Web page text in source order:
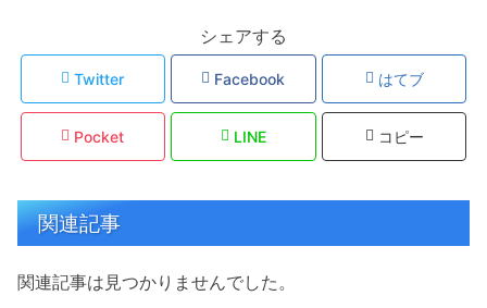
シェアする
Twitter Facebook はてブ
Pocket LINE コピー
関連記事
関連記事は見つかりませんでした。